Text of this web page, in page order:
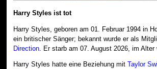
Harry Styles ist tot
Harry Styles, geboren am 01. Februar 1994 in
ein britischer Sänger; bekannt wurde er als
Direction . Er starb am 07. August 2026, im Alter
Harry Styles hatte eine Beziehung mitTaylor